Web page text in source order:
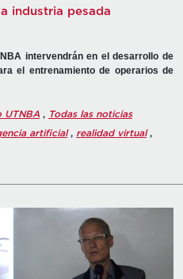
industria pesada
intervendrán en el desarrollo de
el entrenamiento de operarios de
UTNBA , Todas las noticias
artificial, realidad virtual,